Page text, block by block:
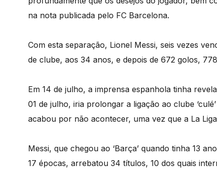
na nota publicada pelo FC Barcelona.
Com esta separação, Lionel Messi, seis vezes
de clube, aos 34 anos, e depois de 672 golos,
Em 14 de julho, a imprensa espanhola tinha
01 de julho, iria prolongar a ligação ao clube
acabou por não acontecer, uma vez que a La
Messi, que chegou ao ‘Barça’ quando tinha 13
17 épocas, arrebatou 34 títulos, 10 dos quais